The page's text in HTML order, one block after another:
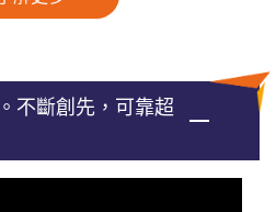
不斷創先，可靠超